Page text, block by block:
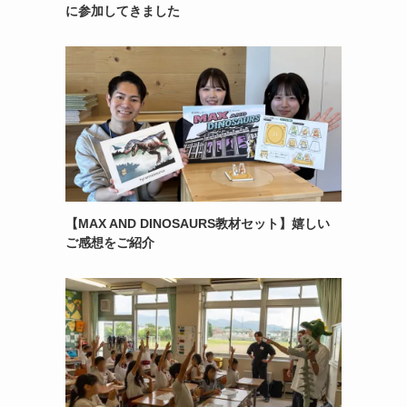
に参加してきました
【MAX AND DINOSAURS教材セット】嬉しい
ご感想をご紹介